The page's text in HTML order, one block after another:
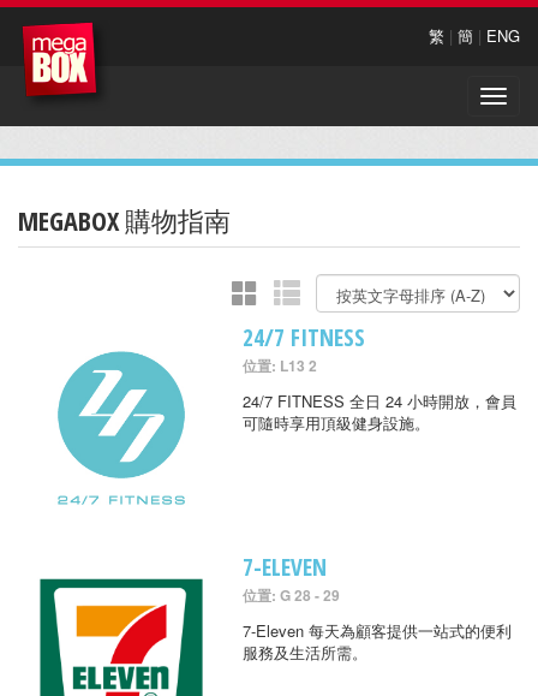
繁 | 簡 | ENG
Toggle
MEGABOX 購物指南
24/7 FITNESS
位置: L13 2
24/7 FITNESS 全日 24 小時開放，會員
可隨時享用頂級健身設施。
7-ELEVEN
位置: G 28 - 29
7-Eleven 每天為顧客提供一站式的便利
服務及生活所需。